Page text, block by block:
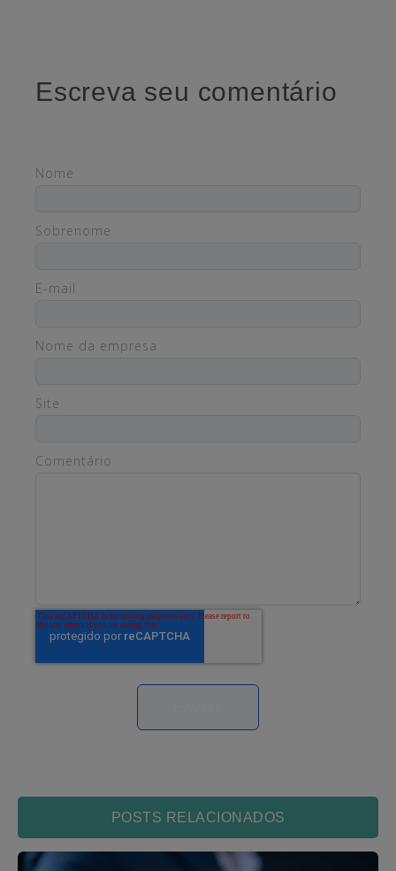
Escreva seu comentário
Nome
Sobrenome
E-mail
Nome da empresa
Site
Comentário
POSTS RELACIONADOS